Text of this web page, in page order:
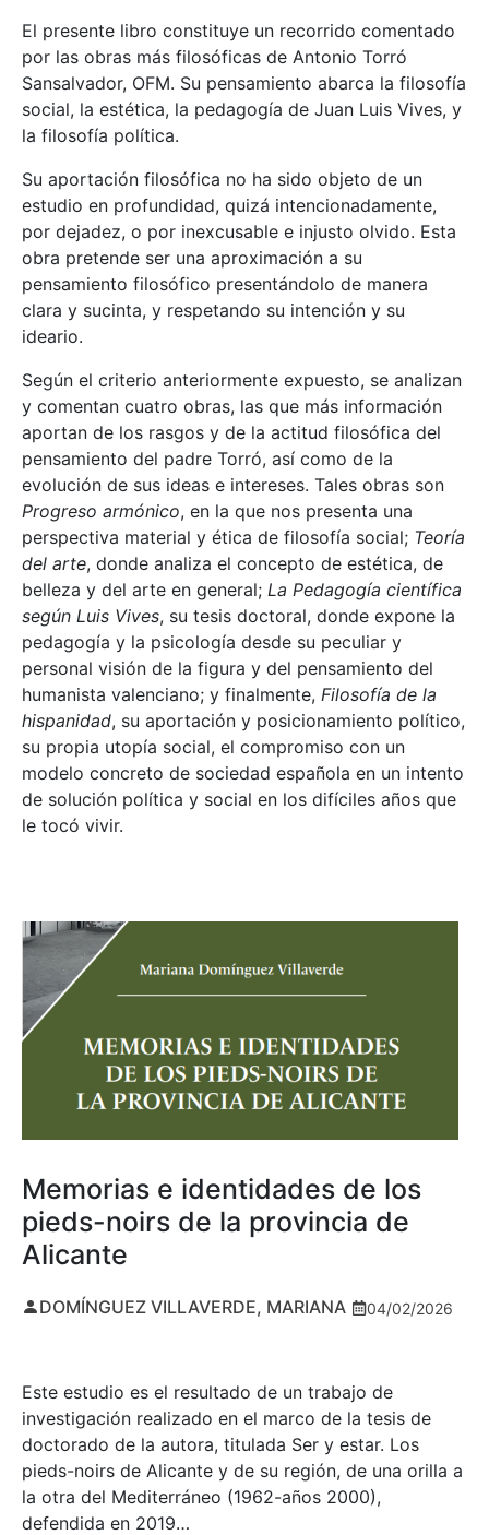
El presente libro constituye un recorrido comentado
por las obras más filosóficas de Antonio Torró
Sansalvador, OFM. Su pensamiento abarca la filosofía
social, la estética, la pedagogía de Juan Luis Vives, y
la filosofía política.
Su aportación filosófica no ha sido objeto de un
estudio en profundidad, quizá intencionadamente,
por dejadez, o por inexcusable e injusto olvido. Esta
obra pretende ser una aproximación a su
pensamiento filosófico presentándolo de manera
clara y sucinta, y respetando su intención y su
ideario.
Según el criterio anteriormente expuesto, se analizan
y comentan cuatro obras, las que más información
aportan de los rasgos y de la actitud filosófica del
pensamiento del padre Torró, así como de la
evolución de sus ideas e intereses. Tales obras son
Progreso armónico, en la que nos presenta una
perspectiva material y ética de filosofía social; Teoría
del arte, donde analiza el concepto de estética, de
belleza y del arte en general; La Pedagogía científica
según Luis Vives, su tesis doctoral, donde expone la
pedagogía y la psicología desde su peculiar y
personal visión de la figura y del pensamiento del
humanista valenciano; y finalmente, Filosofía de la
hispanidad, su aportación y posicionamiento político,
su propia utopía social, el compromiso con un
modelo concreto de sociedad española en un intento
de solución política y social en los difíciles años que
le tocó vivir.
Memorias e identidades de los
pieds-noirs de la provincia de
Alicante
DOMÍNGUEZ VILLAVERDE, MARIANA 04/02/2026
Este estudio es el resultado de un trabajo de
investigación realizado en el marco de la tesis de
doctorado de la autora, titulada Ser y estar. Los
pieds-noirs de Alicante y de su región, de una orilla a
la otra del Mediterráneo (1962-años 2000),
defendida en 2019…